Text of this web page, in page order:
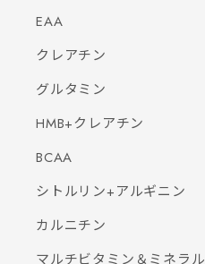
EAA
クレアチン
グルタミン
HMB+クレアチン
BCAA
シトルリン+アルギニン
カルニチン
マルチビタミン＆ミネラル